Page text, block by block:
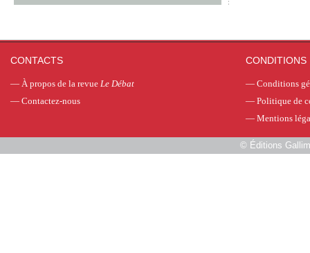
CONTACTS
— À propos de la revue Le Débat
— Contactez-nous
CONDITIONS
— Conditions
— Politique de
— Mentions
© Éditions